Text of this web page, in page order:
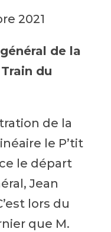
2021
de la
du
de la
le P’tit
le départ
Jean
lors du
que M.